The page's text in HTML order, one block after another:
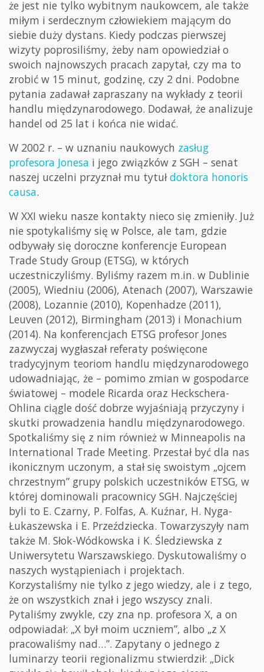
że jest nie tylko wybitnym naukowcem, ale także
miłym i serdecznym człowiekiem mającym do
siebie duży dystans. Kiedy podczas pierwszej
wizyty poprosiliśmy, żeby nam opowiedział o
swoich najnowszych pracach zapytał, czy ma to
zrobić w 15 minut, godzinę, czy 2 dni. Podobne
pytania zadawał zapraszany na wykłady z teorii
handlu międzynarodowego. Dodawał, że analizuje
handel od 25 lat i końca nie widać.
W 2002 r. – w uznaniu naukowych zasług
profesora Jonesa i jego związków z SGH – senat
naszej uczelni przyznał mu tytułdoktora honoris
causa.
W XXI wieku nasze kontakty nieco się zmieniły. Już
nie spotykaliśmy się w Polsce, ale tam, gdzie
odbywały się doroczne konferencje European
Trade Study Group (ETSG), w których
uczestniczyliśmy. Byliśmy razem m.in. w Dublinie
(2005), Wiedniu (2006), Atenach (2007), Warszawie
(2008), Lozannie (2010), Kopenhadze (2011),
Leuven (2012), Birmingham (2013) i Monachium
(2014). Na konferencjach ETSG profesor Jones
zazwyczaj wygłaszał referaty poświęcone
tradycyjnym teoriom handlu międzynarodowego
udowadniając, że – pomimo zmian w gospodarce
światowej – modele Ricarda oraz Heckschera-
Ohlina ciągle dość dobrze wyjaśniają przyczyny i
skutki prowadzenia handlu międzynarodowego.
Spotkaliśmy się z nim również w Minneapolis na
International Trade Meeting. Przestał być dla nas
ikonicznym uczonym, a stał się swoistym „ojcem
chrzestnym” grupy polskich uczestników ETSG, w
której dominowali pracownicy SGH. Najczęściej
byli to E. Czarny, P. Folfas, A. Kuźnar, H. Nyga-
Łukaszewska i E. Przeździecka. Towarzyszyły nam
także M. Słok-Wódkowska i K. Śledziewska z
Uniwersytetu Warszawskiego. Dyskutowaliśmy o
naszych wystąpieniach i projektach.
Korzystaliśmy nie tylko z jego wiedzy, ale i z tego,
że on wszystkich znał i jego wszyscy znali.
Pytaliśmy zwykle, czy zna np. profesora X, a on
odpowiadał: „X był moim uczniem”, albo „z X
pracowaliśmy nad…”. Zapytany o jednego z
luminarzy teorii regionalizmu stwierdził: „Dick